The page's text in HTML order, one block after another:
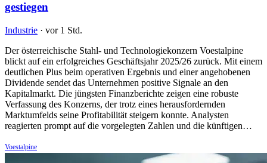
gestiegen
Industrie · vor 1 Std.
Der österreichische Stahl- und Technologiekonzern Voestalpine
blickt auf ein erfolgreiches Geschäftsjahr 2025/26 zurück. Mit einem
deutlichen Plus beim operativen Ergebnis und einer angehobenen
Dividende sendet das Unternehmen positive Signale an den
Kapitalmarkt. Die jüngsten Finanzberichte zeigen eine robuste
Verfassung des Konzerns, der trotz eines herausfordernden
Marktumfelds seine Profitabilität steigern konnte. Analysten
reagierten prompt auf die vorgelegten Zahlen und die künftigen…
Voestalpine